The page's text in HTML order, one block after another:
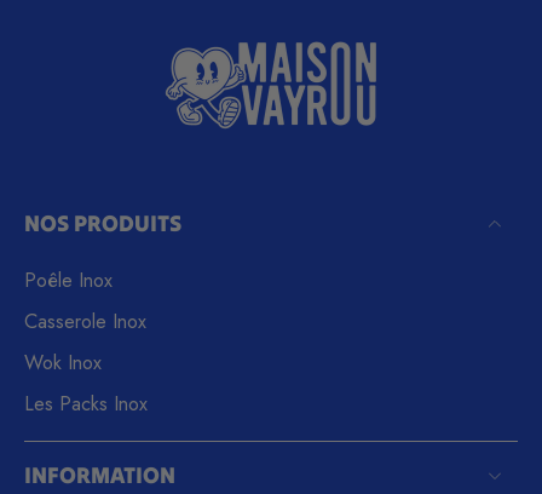
NOS PRODUITS
Poêle Inox
Casserole Inox
Wok Inox
Les Packs Inox
INFORMATION